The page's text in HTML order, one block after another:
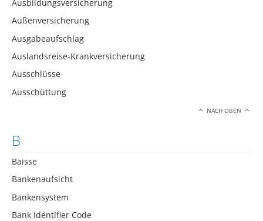
Ausbildungsversicherung
Außenversicherung
Ausgabeaufschlag
Auslandsreise-Krankversicherung
Ausschlüsse
Ausschüttung
NACH OBEN
B
Baisse
Bankenaufsicht
Bankensystem
Bank Identifier Code